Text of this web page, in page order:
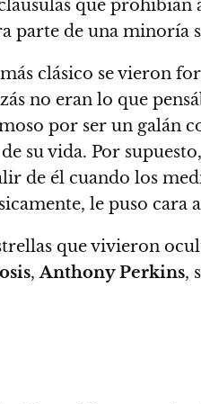
que prohibían
parte de una minoría
más clásico se vieron
no eran lo que
por ser un galán
su vida. Por
de él cuando los
le puso cara
que vivieron
,Anthony Perkins,